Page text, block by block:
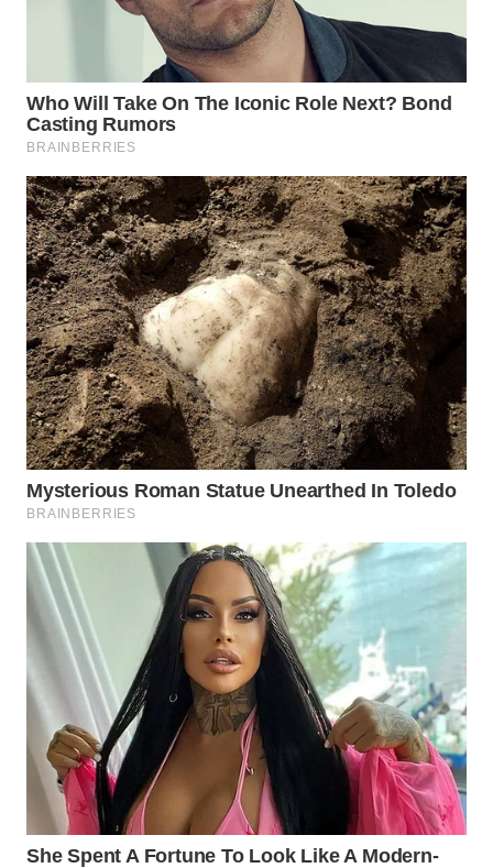
TIMUR
WN
WN
SOLO
WN
BOROBUDUR
WN
MADURA
WN
SURABAYA
WN
NATUNA
WN
BINTAN
WN
MANDALIKA
WN
LIKUPANG